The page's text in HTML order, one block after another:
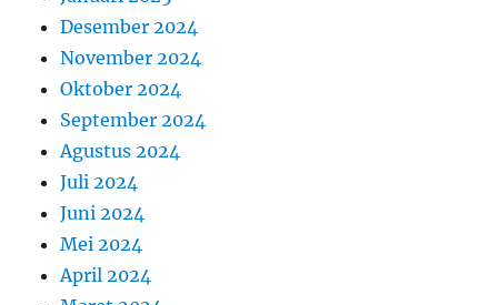
Desember 2024
November 2024
Oktober 2024
September 2024
Agustus 2024
Juli 2024
Juni 2024
Mei 2024
April 2024